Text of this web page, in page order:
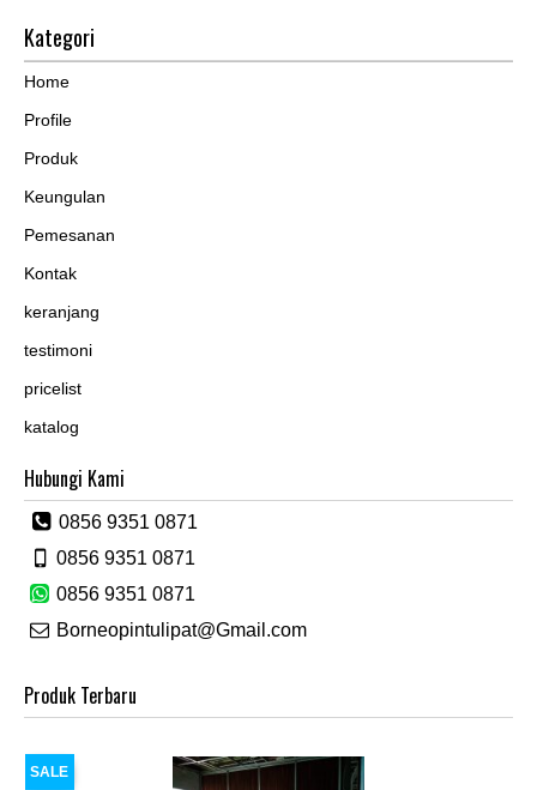
Kategori
Home
Profile
Produk
Keungulan
Pemesanan
Kontak
keranjang
testimoni
pricelist
katalog
Hubungi Kami
0856 9351 0871
0856 9351 0871
0856 9351 0871
Borneopintulipat@Gmail.com
Produk Terbaru
SALE